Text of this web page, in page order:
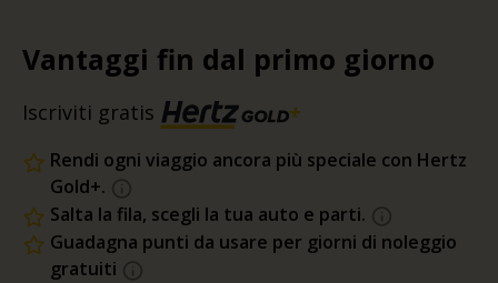
Vantaggi fin dal primo giorno
Iscriviti gratis
Rendi ogni viaggio ancora più speciale con Hertz
Gold+.
Salta la fila, scegli la tua auto e parti.
Guadagna punti da usare per giorni di noleggio
gratuiti